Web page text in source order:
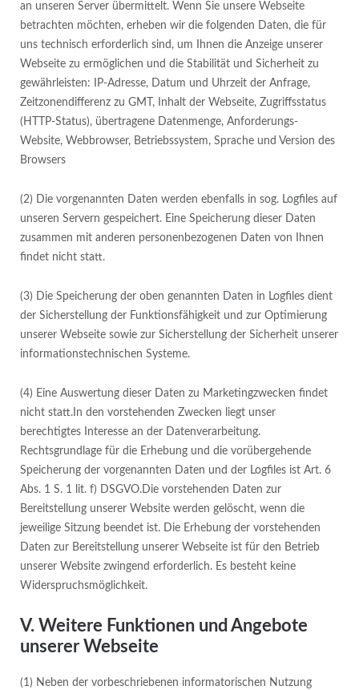
an unseren Server übermittelt. Wenn Sie unsere Webseite
betrachten möchten, erheben wir die folgenden Daten, die für
uns technisch erforderlich sind, um Ihnen die Anzeige unserer
Webseite zu ermöglichen und die Stabilität und Sicherheit zu
gewährleisten: IP-Adresse, Datum und Uhrzeit der Anfrage,
Zeitzonendifferenz zu GMT, Inhalt der Webseite, Zugriffsstatus
(HTTP-Status), übertragene Datenmenge, Anforderungs-
Website, Webbrowser, Betriebssystem, Sprache und Version des
Browsers
(2) Die vorgenannten Daten werden ebenfalls in sog. Logfiles auf
unseren Servern gespeichert. Eine Speicherung dieser Daten
zusammen mit anderen personenbezogenen Daten von Ihnen
findet nicht statt.
(3) Die Speicherung der oben genannten Daten in Logfiles dient
der Sicherstellung der Funktionsfähigkeit und zur Optimierung
unserer Webseite sowie zur Sicherstellung der Sicherheit unserer
informationstechnischen Systeme.
(4) Eine Auswertung dieser Daten zu Marketingzwecken findet
nicht statt.In den vorstehenden Zwecken liegt unser
berechtigtes Interesse an der Datenverarbeitung.
Rechtsgrundlage für die Erhebung und die vorübergehende
Speicherung der vorgenannten Daten und der Logfiles ist Art. 6
Abs. 1 S. 1 lit. f) DSGVO.Die vorstehenden Daten zur
Bereitstellung unserer Website werden gelöscht, wenn die
jeweilige Sitzung beendet ist. Die Erhebung der vorstehenden
Daten zur Bereitstellung unserer Webseite ist für den Betrieb
unserer Website zwingend erforderlich. Es besteht keine
Widerspruchsmöglichkeit.
V. Weitere Funktionen und Angebote
unserer Webseite
(1) Neben der vorbeschriebenen informatorischen Nutzung